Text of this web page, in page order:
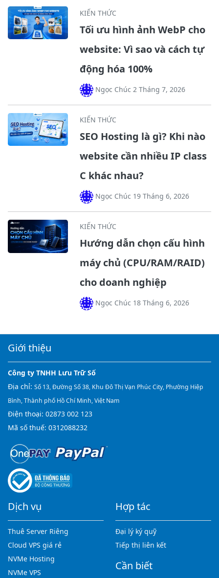
KIẾN THỨC
Tối ưu hình ảnh WebP cho
website: Vì sao và cách tự
động hóa 100%
Ngọc Chúc 2 Tháng 7, 2026
KIẾN THỨC
SEO Hosting là gì? Khi nào
website cần nhiều IP class
C khác nhau?
Ngọc Chúc 19 Tháng 6, 2026
KIẾN THỨC
Hướng dẫn chọn cấu hình
máy chủ (CPU/RAM/RAID)
cho doanh nghiệp
Ngọc Chúc 18 Tháng 6, 2026
Giới thiệu
Công ty TNHH Lưu Trữ Số
Địa chỉ: Số 13, Đường Số 38, Khu Đô Thị Vạn Phúc City, Phường Hiệp
Bình, Thành phố Hồ Chí Minh, Việt Nam
Điện thoại: 02873 002 123
Mã số thuế: 0312088232
Dịch vụ
Thuê Server Riêng
Cloud VPS giá rẻ
NVMe Hosting
NVMe VPS
Hợp tác
Đại lý ký quỹ
Tiếp thị liên kết
Cần biết